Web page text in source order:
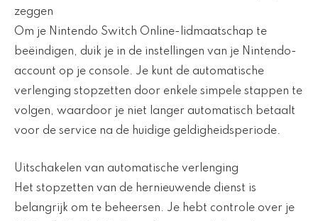
zeggen
Om je Nintendo Switch Online-lidmaatschap te
beëindigen, duik je in de instellingen van je Nintendo-
account op je console. Je kunt de automatische
verlenging stopzetten door enkele simpele stappen te
volgen, waardoor je niet langer automatisch betaalt
voor de service na de huidige geldigheidsperiode.
Uitschakelen van automatische verlenging
Het stopzetten van de hernieuwende dienst is
belangrijk om te beheersen. Je hebt controle over je